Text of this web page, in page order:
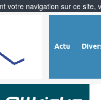
Actu
votre navigation sur ce site,